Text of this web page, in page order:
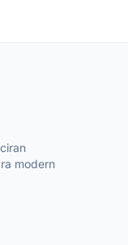
modern